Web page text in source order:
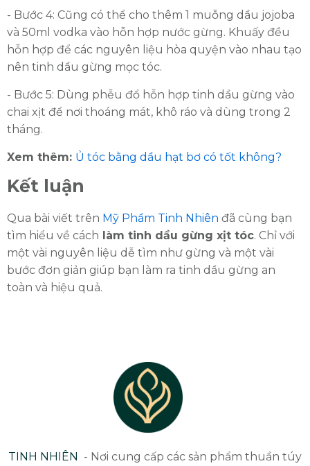
- Bước 4: Cũng có thể cho thêm 1 muỗng dầu jojoba
và 50ml vodka vào hỗn hợp nước gừng. Khuấy đều
hỗn hợp để các nguyên liệu hòa quyện vào nhau tạo
nên tinh dầu gừng mọc tóc.
- Bước 5: Dùng phễu đổ hỗn hợp tinh dầu gừng vào
chai xịt để nơi thoáng mát, khô ráo và dùng trong 2
tháng.
Xem thêm: Ủ tóc bằng dầu hạt bơ có tốt không?
Kết luận
Qua bài viết trên Mỹ Phẩm Tinh Nhiên đã cùng bạn
tìm hiểu về cách làm tinh dầu gừng xịt tóc. Chỉ với
một vài nguyên liệu dễ tìm như gừng và một vài
bước đơn giản giúp bạn làm ra tinh dầu gừng an
toàn và hiệu quả.
TINH NHIÊN - Nơi cung cấp các sản phẩm thuần túy